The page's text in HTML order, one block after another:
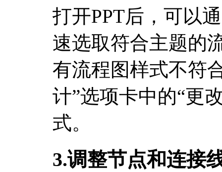
打开PPT后，可以
速选取符合主题的
有流程图样式不符
计”选项卡中的“更
式。
3.调整节点和连接